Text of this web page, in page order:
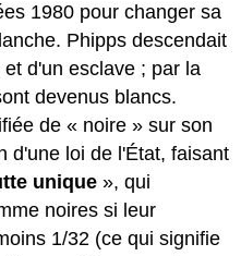
1980 pour changer sa
Phipps descendait
d'un esclave ; par la
devenus blancs.
de « noire » sur son
d'une loi de l'État, faisant
unique », qui
noires si leur
1/32 (ce qui signifie